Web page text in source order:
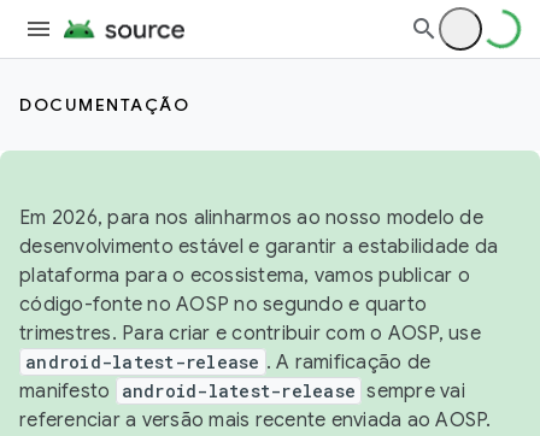
DOCUMENTAÇÃO
Em 2026, para nos alinharmos ao nosso modelo de
desenvolvimento estável e garantir a estabilidade da
plataforma para o ecossistema, vamos publicar o
código-fonte no AOSP no segundo e quarto
trimestres. Para criar e contribuir com o AOSP, use
android-latest-release . A ramificação de
manifesto
android-latest-release sempre vai
referenciar a versão mais recente enviada ao AOSP.